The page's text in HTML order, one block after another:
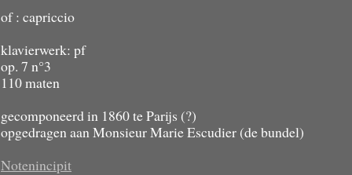
of : capriccio
klavierwerk: pf
op. 7 n°3
110 maten
gecomponeerd in 1860 te Parijs (?)
opgedragen aan Monsieur Marie Escudier (de bundel)
Notenincipit